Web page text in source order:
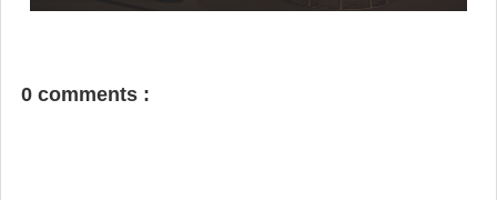
0 comments :